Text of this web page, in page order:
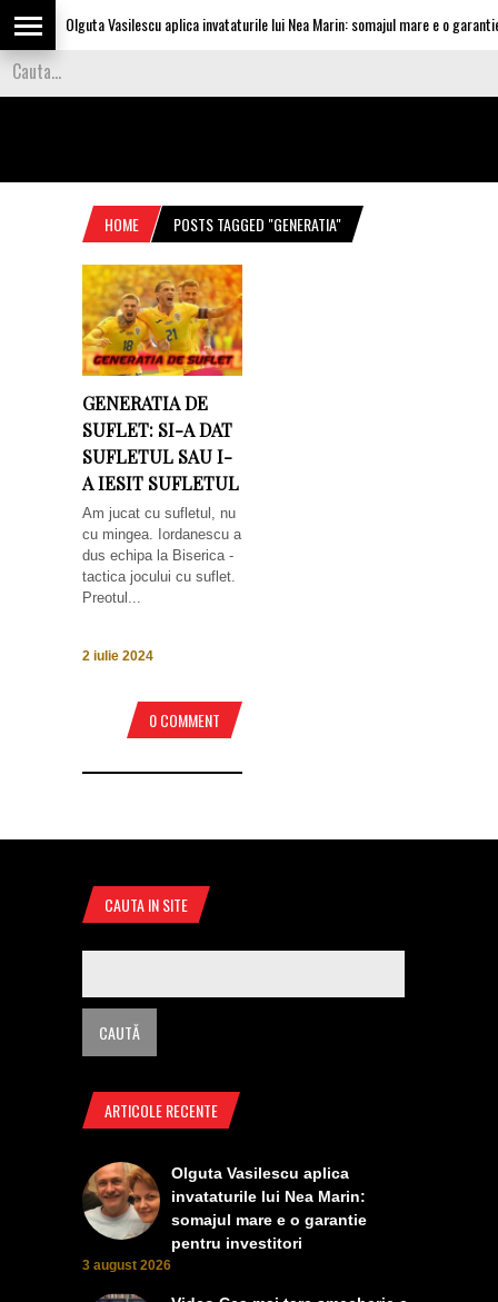
Olguta Vasilescu aplica invataturile lui Nea Marin: somajul mare e o
HOME POSTS TAGGED "GENERATIA"
GENERATIA DE
SUFLET: SI-A DAT
SUFLETUL SAU I-
A IESIT SUFLETUL
Am jucat cu sufletul, nu
cu mingea. Iordanescu a
dus echipa la Biserica -
tactica jocului cu suflet.
Preotul...
2 iulie 2024
0 COMMENT
CAUTA IN SITE
ARTICOLE RECENTE
Olguta Vasilescu aplica
invataturile lui Nea Marin:
somajul mare e o garantie
pentru investitori
3 august 2026